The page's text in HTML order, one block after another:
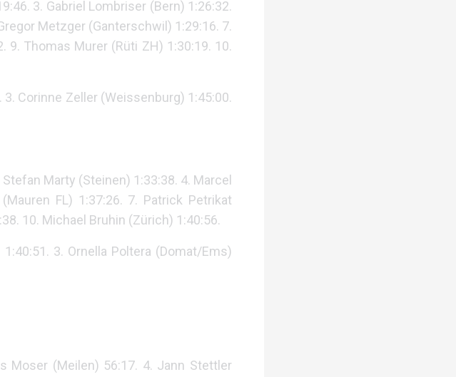
3. Gabriel Lombriser (Bern) 1:26:32.
Metzger (Ganterschwil) 1:29:16. 7.
9. Thomas Murer (Rüti ZH) 1:30:19. 10.
Corinne Zeller (Weissenburg) 1:45:00.
Marty (Steinen) 1:33:38. 4. Marcel
FL) 1:37:26. 7. Patrick Petrikat
10. Michael Bruhin (Zürich) 1:40:56.
3. Ornella Poltera (Domat/Ems)
Moser (Meilen) 56:17. 4. Jann Stettler